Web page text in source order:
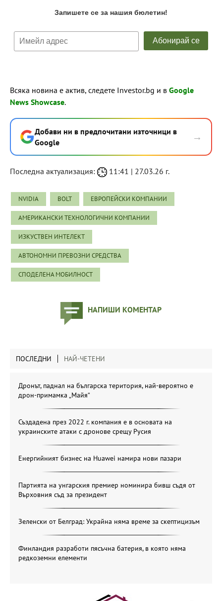
Всяка новина е актив, следете Investor.bg и в Google
News Showcase.
Добави ни в предпочитани източници в
Google
→
Последна актуализация: 11:41 | 27.03.26 г.
NVIDIA BOLT ЕВРОПЕЙСКИ КОМПАНИИ
АМЕРИКАНСКИ ТЕХНОЛОГИЧНИ КОМПАНИИ
ИЗКУСТВЕН ИНТЕЛЕКТ
АВТОНОМНИ ПРЕВОЗНИ СРЕДСТВА
СПОДЕЛЕНА МОБИЛНОСТ
НАПИШИ КОМЕНТАР
ПОСЛЕДНИ НАЙ-ЧЕТЕНИ
Дронът, паднал на българска територия, най-вероятно е
дрон-примамка „Майя“
Създадена през 2022 г. компания е в основата на
украинските атаки с дронове срещу Русия
Енергийният бизнес на Huawei намира нови пазари
Партията на унгарския премиер номинира бивш съдя от
Върховния съд за президент
Зеленски от Белград: Украйна няма време за скептицизъм
Финландия разработи пясъчна батерия, в която няма
редкоземни елементи